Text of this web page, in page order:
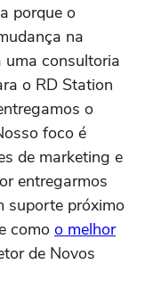
porque o
na
uma consultoria
o RD Station
o
foco é
de marketing e
entregarmos
suporte próximo
como o melhor
de Novos